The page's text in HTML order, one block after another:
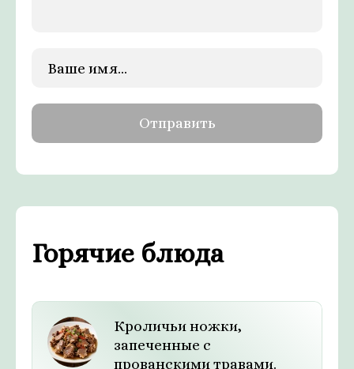
Горячие блюда
Кроличьи ножки,
запеченные с
прованскими травами.